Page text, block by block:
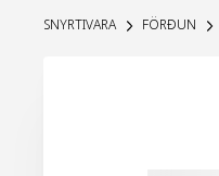
SNYRTIVARA FÖRÐUN